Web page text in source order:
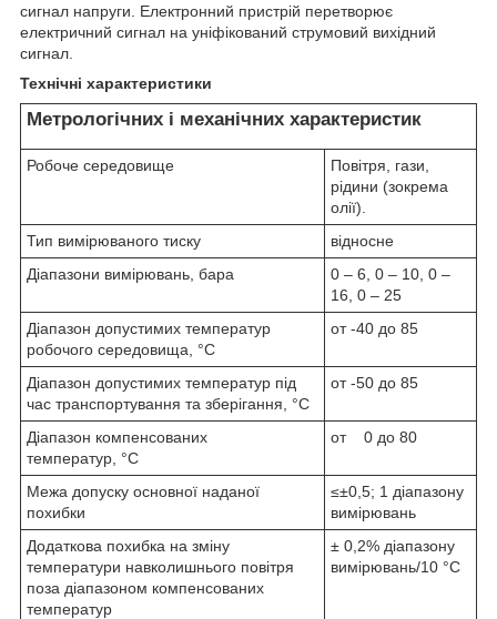
сигнал напруги. Електронний пристрій перетворює
електричний сигнал на уніфікований струмовий вихідний
сигнал.
Технічні характеристики
Метрологічних і механічних характеристик
Робоче середовище
Повітря, гази,
рідини (зокрема
олії).
Тип вимірюваного тиску
відносне
Діапазони вимірювань, бара
0 – 6, 0 – 10, 0 –
16, 0 – 25
Діапазон допустимих температур
робочого середовища, °С
от -40 до 85
Діапазон допустимих температур під
час транспортування та зберігання, °С
от -50 до 85
Діапазон компенсованих
температур, °С
от 0 до 80
Межа допуску основної наданої
похибки
≤±0,5; 1 діапазону
вимірювань
Додаткова похибка на зміну
температури навколишнього повітря
поза діапазоном компенсованих
температур
± 0,2% діапазону
вимірювань/10 °C